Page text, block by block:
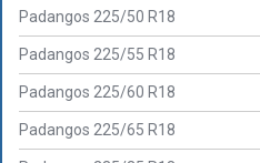
Padangos 225/50 R18
Padangos 225/55 R18
Padangos 225/60 R18
Padangos 225/65 R18